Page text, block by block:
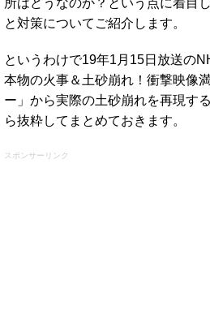
所はどうなのか？という点に着目
と対策についてご紹介します。
というわけで19年1月15日放送の
本物の火事＆土砂崩れ！衝撃映像
ー」から実際の土砂崩れを再現す
ら抜粋してまとめておきます。
スポンサーリンク